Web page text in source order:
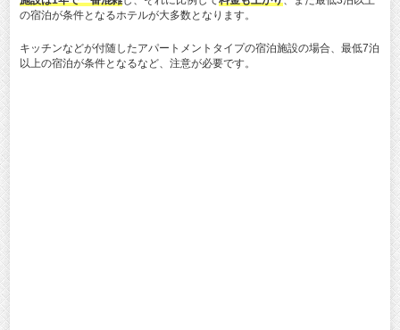
の宿泊が条件となるホテルが大多数となります。
キッチンなどが付随したアパートメントタイプの宿泊施設の場合、最低7泊
以上の宿泊が条件となるなど、注意が必要です。